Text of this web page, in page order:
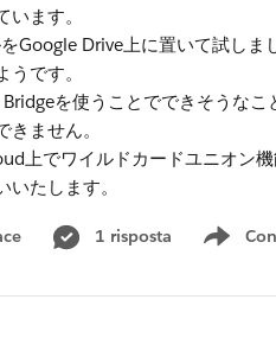
います。
Google Drive上に置いて試し
うです。
を使うことでできそうな
きません。
上でワイルドカードユニオン
いたします。​
1 risposta